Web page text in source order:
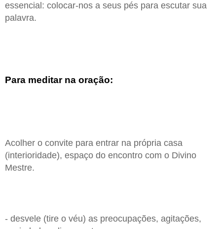
essencial: colocar-nos a seus pés para escutar sua
palavra.
Para meditar na oração:
Acolher o convite para entrar na própria casa
(interioridade), espaço do encontro com o Divino
Mestre.
- desvele (tire o véu) as preocupações, agitações,